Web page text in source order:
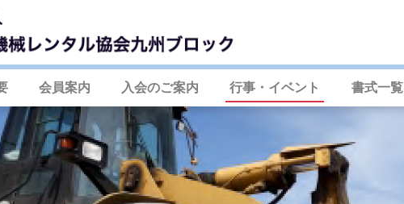
会員案内 入会のご案内 行事・イベント 書式一覧